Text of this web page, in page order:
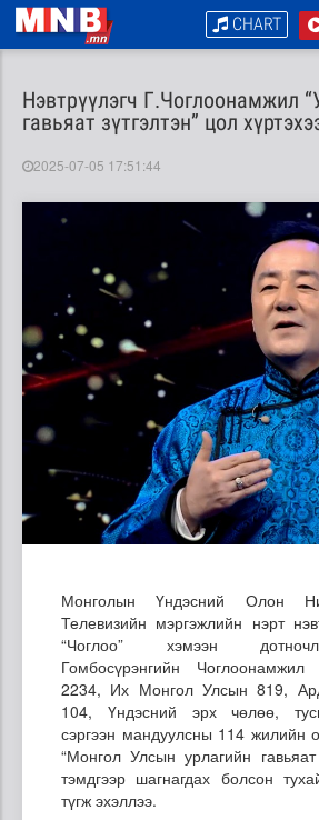
CHART
Нэвтрүүлэгч Г.Чоглоонамжил
гавьяат зүтгэлтэн” цол
2025-07-05 17:51:44
Монголын Үндэсний Олон
Телевизийн мэргэжлийн нэрт
“Чоглоо” хэмээн
Гомбосүрэнгийн
2234, Их Монгол Улсын 819,
104, Үндэсний эрх чөлөө,
сэргээн мандуулсны 114 жилийн
“Монгол Улсын урлагийн гавьяат
тэмдгээр шагнагдах болсон
түгж эхэллээ.